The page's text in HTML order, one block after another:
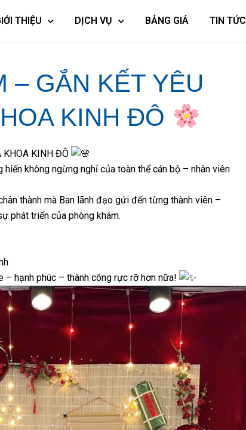
THIỆU DỊCH VỤ BẢNG GIÁ TIN TỨC
– GẮN KẾT YÊU
KINH ĐÔ
KHOA KINH ĐÔ
không ngừng nghỉ của toàn thể cán bộ – nhân viên
thành mà Ban lãnh đạo gửi đến từng thành viên –
phát triển của phòng khám.
hạnh phúc – thành công rực rỡ hơn nữa!